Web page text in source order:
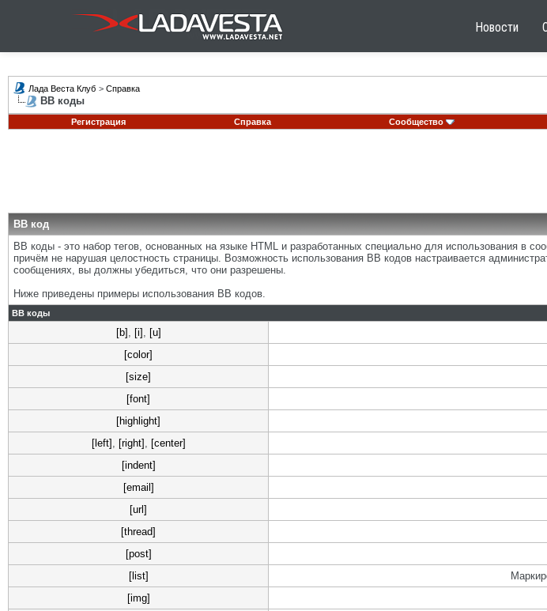
Новости
Лада Веста Клуб > Справка
BB коды
Регистрация
Справка Сообщество
BB код
BB коды - это набор тегов, основанных на языке HTML и разработанных специально для использования
причём не нарушая целостность страницы. Возможность использования BB кодов настраивается
сообщениях, вы должны убедиться, что они разрешены.
Ниже приведены примеры использования BB кодов.
BB коды
[b] , [i] , [u]
[color]
[size]
[font]
[highlight]
[left] , [right] , [center]
[indent]
[email]
[url]
[thread]
[post]
[list]
[img]